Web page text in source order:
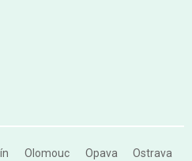
Olomouc Opava
Ostrava